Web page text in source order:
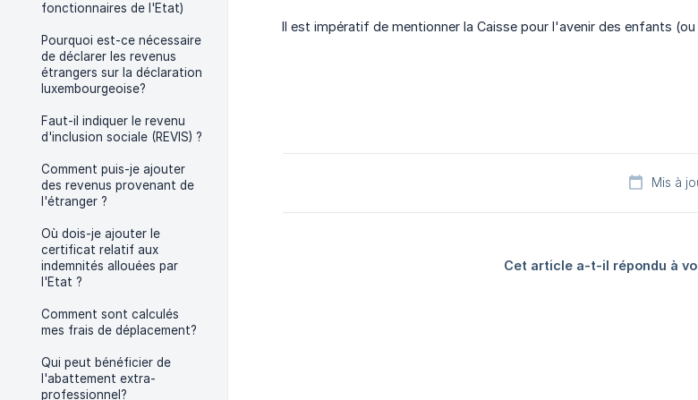
fonctionnaires de l'Etat)
Pourquoi est-ce nécessaire
de déclarer les revenus
étrangers sur la déclaration
luxembourgeoise?
Faut-il indiquer le revenu
d'inclusion sociale (REVIS) ?
Comment puis-je ajouter
des revenus provenant de
l'étranger ?
Où dois-je ajouter le
certificat relatif aux
indemnités allouées par
l'Etat ?
Comment sont calculés
mes frais de déplacement?
Qui peut bénéficier de
l'abattement extra-
professionnel?
Il est impératif de mentionner la Caisse pour l'avenir des enfants
Mis à
Cet article a-t-il répondu à